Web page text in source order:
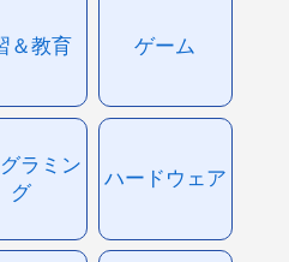
＆教育 ゲーム
ラミン
グ
ハードウェア